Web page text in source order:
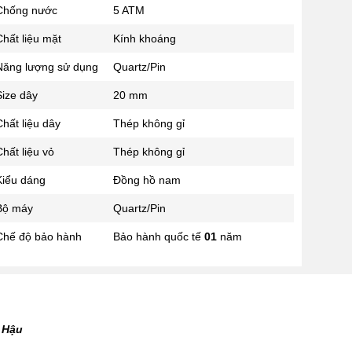
Số 28 Chùa Thông - Sơn Tây -
034 629 9090
Vinhomes Ocean Park 1, Dương
nước 5 ATM
liệu mặt Kính khoáng
lượng sử dụng Quartz/Pin
dây 20 mm
liệu dây Thép không gỉ
liệu vỏ Thép không gỉ
dáng Đồng hồ nam
máy Quartz/Pin
độ bảo hành Bảo hành quốc tế 01năm